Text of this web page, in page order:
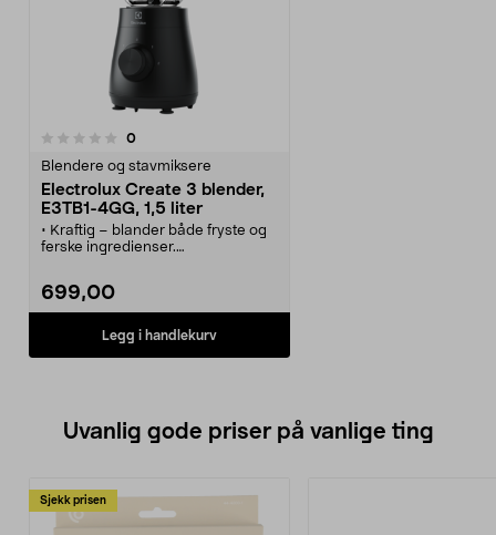
0anmeldelser
Blendere og stavmiksere
Electrolux Create 3 blender,
E3TB1-4GG, 1,5 liter
• Kraftig – blander både fryste og
ferske ingredienser.
leskedrikker.
• To hastigheter og praktisk
pulsfunksjon.
• Glasskolbe med en kapasitet på
699,00
Legg i handlekurv
Uvanlig gode priser på vanlige ting
Sjekk prisen